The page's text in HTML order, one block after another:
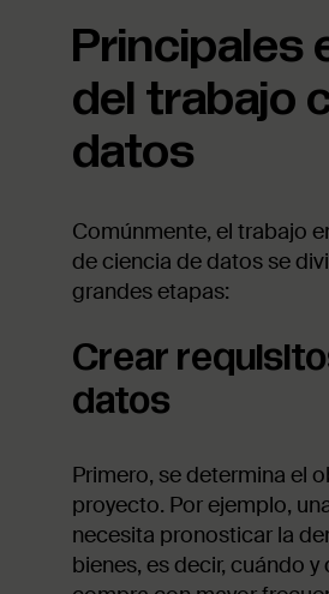
Principales
del trabajo
datos
Comúnmente, el trabajo
de ciencia de datos se
grandes etapas:
Crear
datos
Primero, se determina el
proyecto. Por ejemplo,
necesita pronosticar la
bienes, es decir, cuándo y